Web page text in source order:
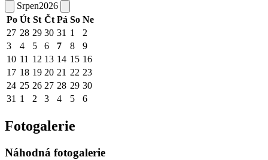
Srpen2026
Po Út St Čt Pá So Ne
27 28 29 30 31 1
2
3
4 5 6 7 8
9
10 11 12 13 14 15 16
17 18 19 20 21 22 23
24 25 26 27 28 29 30
31 1 2 3 4 5 6
Fotogalerie
Náhodná fotogalerie